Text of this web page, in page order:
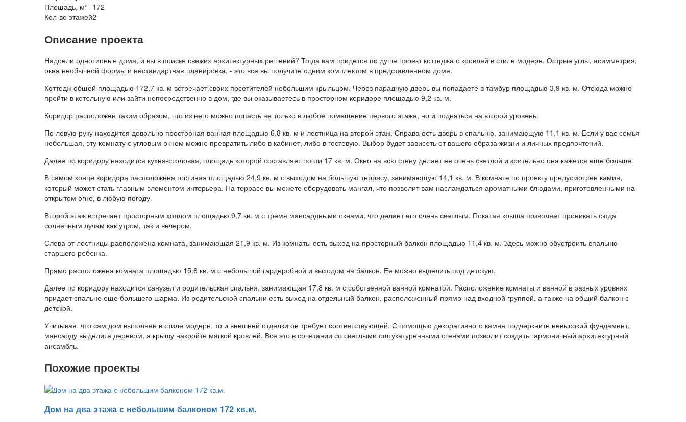
Площадь, м² 172
Кол-во этажей2
Описание проекта
Надоели однотипные дома, и вы в поиске свежих архитектурных решений? Тогда вам придется по душе проект коттеджа с кровлей в стиле модерн. Острые углы, асимметрия,
окна необычной формы и нестандартная планировка, - это все вы получите одним комплектом в представленном доме.
Коттедж общей площадью 172,7 кв. м встречает своих посетителей небольшим крыльцом. Через парадную дверь вы попадаете в тамбур площадью 3,9 кв. м. Отсюда можно
пройти в котельную или зайти непосредственно в дом, где вы оказываетесь в просторном коридоре площадью 9,2 кв. м.
Коридор расположен таким образом, что из него можно попасть не только в любое помещение первого этажа, но и подняться на второй уровень.
По левую руку находится довольно просторная ванная площадью 6,8 кв. м и лестница на второй этаж. Справа есть дверь в спальню, занимающую 11,1 кв. м. Если у вас семья
небольшая, эту комнату с угловым окном можно превратить либо в кабинет, либо в гостевую. Выбор будет зависеть от вашего образа жизни и личных предпочтений.
Далее по коридору находится кухня-столовая, площадь которой составляет почти 17 кв. м. Окно на всю стену делает ее очень светлой и зрительно она кажется еще больше.
В самом конце коридора расположена гостиная площадью 24,9 кв. м с выходом на большую террасу, занимающую 14,1 кв. м. В комнате по проекту предусмотрен камин,
который может стать главным элементом интерьера. На террасе вы можете оборудовать мангал, что позволит вам наслаждаться ароматными блюдами, приготовленными на
открытом огне, в любую погоду.
Второй этаж встречает просторным холлом площадью 9,7 кв. м с тремя мансардными окнами, что делает его очень светлым. Покатая крыша позволяет проникать сюда
солнечным лучам как утром, так и вечером.
Слева от лестницы расположена комната, занимающая 21,9 кв. м. Из комнаты есть выход на просторный балкон площадью 11,4 кв. м. Здесь можно обустроить спальню
старшего ребенка.
Прямо расположена комната площадью 15,6 кв. м с небольшой гардеробной и выходом на балкон. Ее можно выделить под детскую.
Далее по коридору находится санузел и родительская спальня, занимающая 17,8 кв. м с собственной ванной комнатой. Расположение комнаты и ванной в разных уровнях
придает спальне еще большего шарма. Из родительской спальни есть выход на отдельный балкон, расположенный прямо над входной группой, а также на общий балкон с
детской.
Учитывая, что сам дом выполнен в стиле модерн, то и внешней отделки он требует соответствующей. С помощью декоративного камня подчеркните невысокий фундамент,
мансарду выделите деревом, а крышу накройте мягкой кровлей. Все это в сочетании со светлыми оштукатуренными стенами позволит создать гармоничный архитектурный
ансамбль.
Похожие проекты
Дом на два этажа с небольшим балконом 172 кв.м.